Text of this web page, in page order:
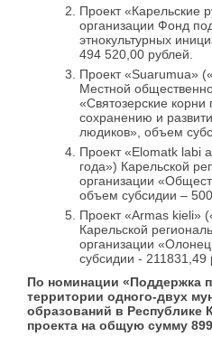
Проект «Карельские
организации Фонд
этнокультурных
494 520,00 рублей.
Проект «Suarumua»
Местной
«Святозерские корни
сохранению и
людиков», объем
Проект «Elomatk labi
года») Карельской
организации
объем субсидии –
Проект «Armas kieli»
Карельской
организации
субсидии - 211831,49
По номинации «Поддержка
территории одного-двух
образований в Республике
проекта на общую сумму